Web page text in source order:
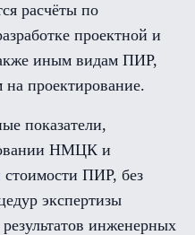
расчёты по
проектной и
иным видам ПИР,
проектирование.
показатели,
НМЦК и
ПИР, без
экспертизы
инженерных